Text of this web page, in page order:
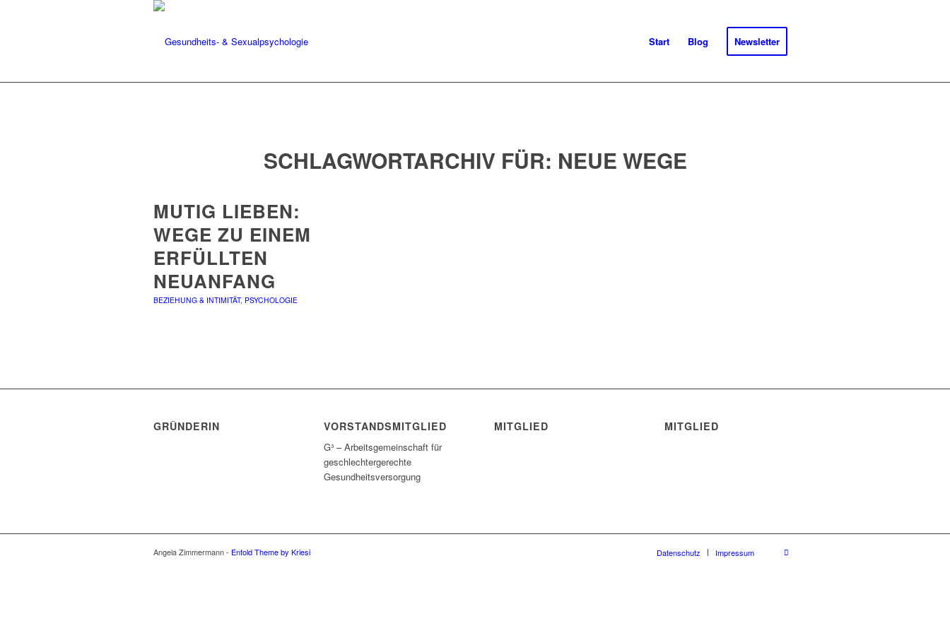
Start Blog Newsletter
SCHLAGWORTARCHIV FÜR: NEUE WEGE
MUTIG LIEBEN:
WEGE ZU EINEM
ERFÜLLTEN
NEUANFANG
BEZIEHUNG & INTIMITÄT, PSYCHOLOGIE
GRÜNDERIN VORSTANDSMITGLIED
G³ – Arbeitsgemeinschaft für
geschlechtergerechte
Gesundheitsversorgung
MITGLIED MITGLIED
Angela Zimmermann - Enfold Theme by Kriesi Datenschutz Impressum